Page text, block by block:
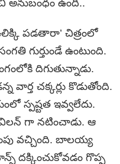
అనుబంధం ఉంది..
ప‌డ‌తారా’ చిత్రంలో
గుర్తుండే ఉంటుంది.
దిగుతున్నాడు.
చ‌క్క‌ర్లు కొడుతోంది.
స్ప‌ష్టత ఇవ్వ‌లేదు.
గా న‌టించాడు. ఆ
వచ్చింది. బాల‌య్య
ద‌క్కించుకోవ‌డం గొప్ప